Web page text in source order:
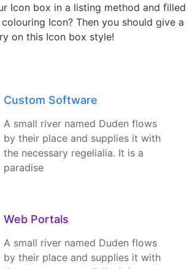
Icon box in a listing method and filled
Icon? Then you should give a
on this Icon box style!
Custom Software
A small river named Duden flows
by their place and supplies it with
the necessary regelialia. It is a
paradise
Web Portals
A small river named Duden flows
by their place and supplies it with